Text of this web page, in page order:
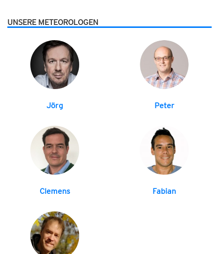
UNSERE METEOROLOGEN
Jörg Peter
Clemens Fabian